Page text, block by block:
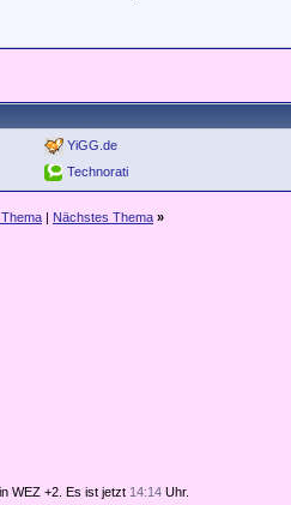
YiGG.de
Technorati
| Nächstes Thema »
WEZ +2. Es ist jetzt 14:14 Uhr.